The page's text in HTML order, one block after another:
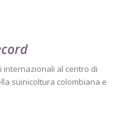
al centro di
suinicoltura colombiana e